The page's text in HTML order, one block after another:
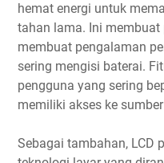
hemat energi untuk
tahan lama. Ini membuat
membuat pengalaman
sering mengisi baterai.
pengguna yang sering
memiliki akses ke
Sebagai tambahan, LCD